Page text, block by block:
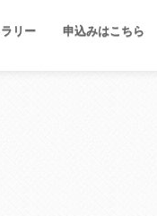
リー 申込みはこちら